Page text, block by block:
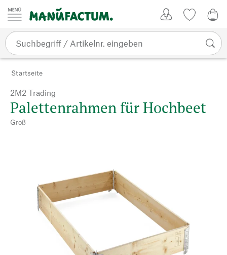
Zum Inhalt springen
Startseite
2M2 Trading
Palettenrahmen für Hochbeet
Groß